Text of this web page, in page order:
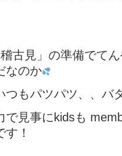
古見」の準備でて
なのか
つもパツパツ、、バ
で見事にkidsも
！